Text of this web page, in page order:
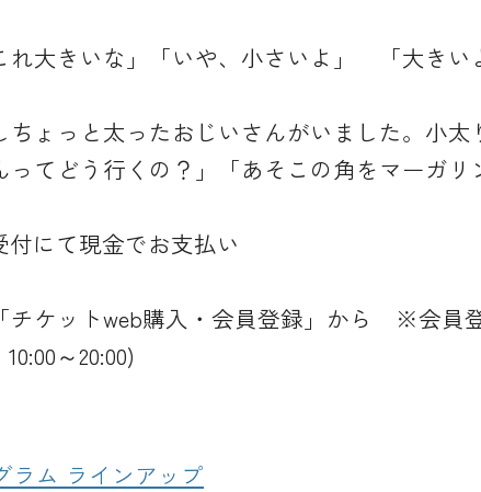
大きいな」「いや、小さいよ」 「大きい
っと太ったおじいさんがいました。小太
どう行くの？」「あそこの角をマーガリ
にて現金でお支払い
チケットweb購入・会員登録」から ※会員
～20:00)
ラム ラインアップ